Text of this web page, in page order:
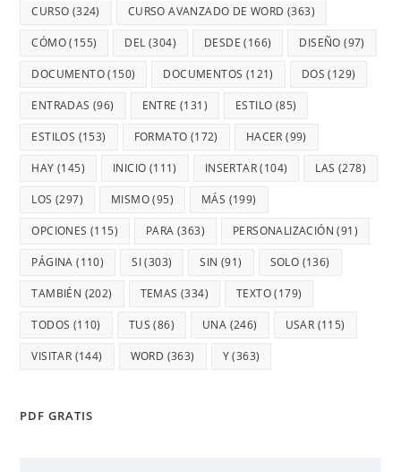
CURSO (324) CURSO AVANZADO DE WORD (363)
CÓMO(155) DEL (304) DESDE (166) DISEÑO (97)
DOCUMENTO(150) DOCUMENTOS (121) DOS (129)
ENTRADAS (96) ENTRE (131) ESTILO (85)
ESTILOS (153) FORMATO (172) HACER (99)
HAY (145) INICIO (111) INSERTAR(104) LAS (278)
LOS (297) MISMO(95) MÁS (199)
OPCIONES (115) PARA (363) PERSONALIZACIÓN (91)
PÁGINA (110) SI(303) SIN (91) SOLO (136)
TAMBIÉN (202) TEMAS (334) TEXTO(179)
TODOS (110) TUS (86) UNA (246) USAR (115)
VISITAR (144) WORD (363) Y(363)
PDF GRATIS